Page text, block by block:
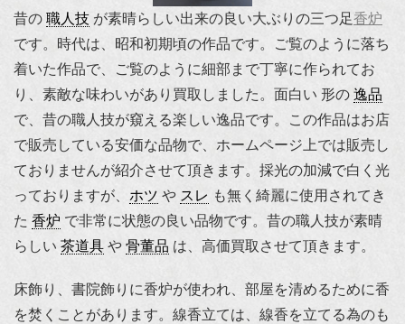
昔の 職人技 が素晴らしい出来の良い大ぶりの三つ足香炉
です。時代は、昭和初期頃の作品です。ご覧のように落ち
着いた作品で、ご覧のように細部まで丁寧に作られてお
り、素敵な味わいがあり買取しました。面白い 形の 逸品
で、昔の職人技が窺える楽しい逸品です。この作品はお店
で販売している安価な品物で、ホームページ上では販売し
ておりませんが紹介させて頂きます。採光の加減で白く光
っておりますが、 ホツ や スレ も無く綺麗に使用されてき
た 香炉 で非常に状態の良い品物です。昔の職人技が素晴
らしい 茶道具 や 骨董品 は、高価買取させて頂きます。
床飾り、書院飾りに香炉が使われ、部屋を清めるために香
を焚くことがあります。線香立ては、線香を立てる為のも